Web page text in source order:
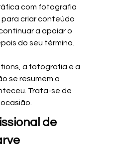
com fotografia
criar conteúdo
a apoiar o
do seu término.
a fotografia e a
se resumem a
Trata-se de
de